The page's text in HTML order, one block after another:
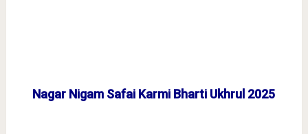
Nagar Nigam Safai Karmi Bharti Ukhrul 2025